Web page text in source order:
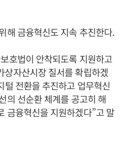
해 금융혁신도 지속 추진한다.
호법이 안착되도록 지원하고
상자산시장 질서를 확립하겠
털 전환을 추진하고 업무혁신
의 선순환 체계를 공고히 해
금융혁신을 지원하겠다”고 말